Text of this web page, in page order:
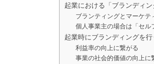
起業における「ブランディ
ブランティングとマーケテ
個人事業主の場合は「セル
起業時にブランディングを
利益率の向上に繋がる
事業の社会的価値の向上に